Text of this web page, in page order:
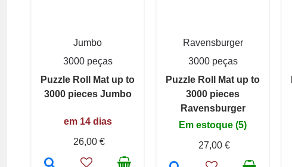
Jumbo
3000 peças
Puzzle Roll Mat up to
3000 pieces Jumbo
em 14 dias
26,00 €
Ravensburger
3000 peças
Puzzle Roll Mat up to
3000 pieces
Ravensburger
Em estoque (5)
27,00 €